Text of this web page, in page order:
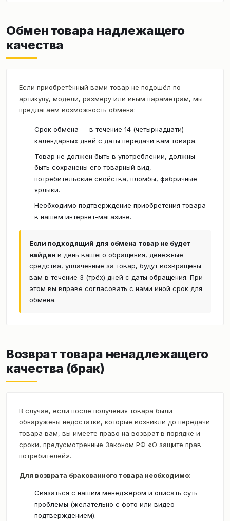
Обмен товара надлежащего
качества
Если приобретённый вами товар не подошёл по
артикулу, модели, размеру или иным параметрам, мы
предлагаем возможность обмена:
Срок обмена — в течение 14 (четырнадцати)
календарных дней с даты передачи вам товара.
Товар не должен быть в употреблении, должны
быть сохранены его товарный вид,
потребительские свойства, пломбы, фабричные
ярлыки.
Необходимо подтверждение приобретения товара
в нашем интернет-магазине.
Если подходящий для обмена товар не будет
найден в день вашего обращения, денежные
средства, уплаченные за товар, будут возвращены
вам в течение 3 (трёх) дней с даты обращения. При
этом вы вправе согласовать с нами иной срок для
обмена.
Возврат товара ненадлежащего
качества (брак)
В случае, если после получения товара были
обнаружены недостатки, которые возникли до передачи
товара вам, вы имеете право на возврат в порядке и
сроки, предусмотренные Законом РФ «О защите прав
потребителей».
Для возврата бракованного товара необходимо:
Связаться с нашим менеджером и описать суть
проблемы (желательно с фото или видео
подтверждением).